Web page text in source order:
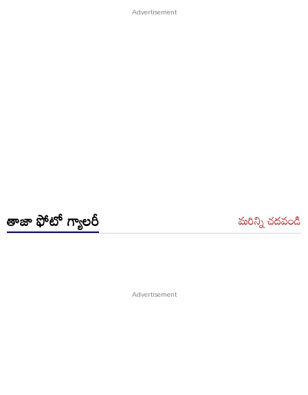
తాజా ఫోటో గ్యాలరీ మరిన్ని చదవండి